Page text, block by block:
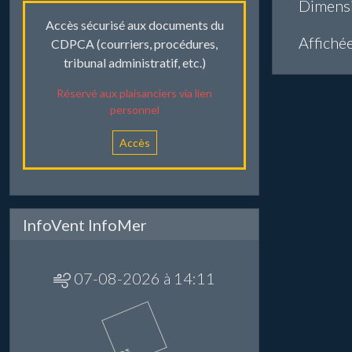
Accès sécurisé aux documents du
CDPCA (courriers, procédures,
tribunal administratif, etc.)
Réservé aux plaisanciers via lien
personnel
Accès
InfoVent InfoMer
07-08-2026 à 14:11